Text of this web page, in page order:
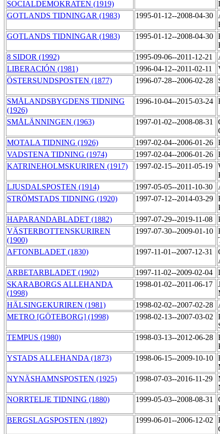
SOCIALDEMOKRATEN (1919)
GOTLANDS TIDNINGAR (1983)
1995-01-12--2008-04-30
GOTLANDS TIDNINGAR (1983)
1995-01-12--2008-04-30
8 SIDOR (1992)
1995-09-06--2011-12-21
LIBERACIÓN (1981)
1996-04-12--2011-02-11
ÖSTERSUNDSPOSTEN (1877)
1996-07-28--2006-02-28
SMÅLANDSBYGDENS TIDNING
(1926)
1996-10-04--2015-03-24
SMÅLÄNNINGEN (1963) 1997-01-02--2008-08-31
MOTALA TIDNING (1926)
1997-02-04--2006-01-26
VADSTENA TIDNING (1974)
1997-02-04--2006-01-26
KATRINEHOLMSKURIREN (1917)
1997-02-15--2011-05-19
LJUSDALSPOSTEN (1914)
1997-05-05--2011-10-30
STRÖMSTADS TIDNING (1920)
1997-07-12--2014-03-29
HAPARANDABLADET (1882)
1997-07-29--2019-11-08
VÄSTERBOTTENSKURIREN
(1900)
1997-07-30--2009-01-10
AFTONBLADET (1830)
1997-11-01--2007-12-31
ARBETARBLADET (1902)
1997-11-02--2009-02-04
SKARABORGS ALLEHANDA
(1998)
1998-01-02--2011-06-17
HÄLSINGEKURIREN (1981)
1998-02-02--2007-02-28
METRO [GÖTEBORG] (1998)
1998-02-13--2007-03-02
TEMPUS (1980)
1998-03-13--2012-06-28
YSTADS ALLEHANDA (1873)
1998-06-15--2009-10-10
NYNÄSHAMNSPOSTEN (1925)
1998-07-03--2016-11-29
NORRTELJE TIDNING (1880)
1999-05-03--2008-08-31
BERGSLAGSPOSTEN (1892)
1999-06-01--2006-12-02